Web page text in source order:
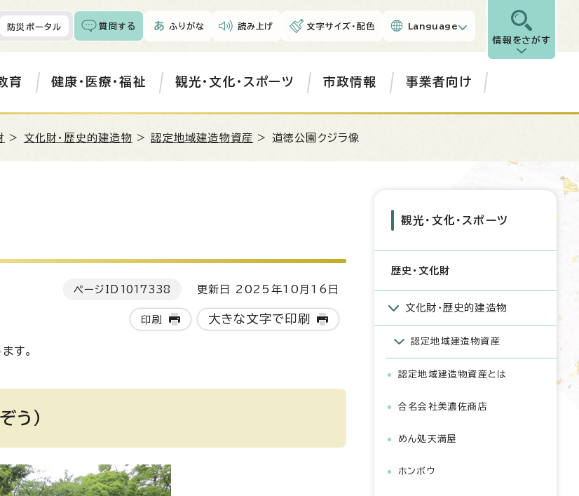
防災ポータル 質問する ふりがな 読み上げ 文字サイズ・配色 Language
情報をさがす
育 健康・医療・福祉 観光・文化・スポーツ 市政情報 事業者向け
> 文化財・歴史的建造物 >認定地域建造物資産 > 道徳公園クジラ像
ページID 1017338 更新日 2025年10月16日
印刷 大きな文字で印刷
す。
う）
観光・文化・スポーツ
歴史・文化財
文化財・歴史的建造物
認定地域建造物資産
認定地域建造物資産とは
合名会社美濃佐商店
めん処天満屋
ホンボウ